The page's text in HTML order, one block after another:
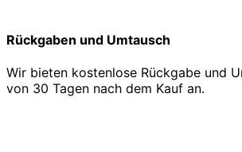
Rückgaben und Umtausch
Wir bieten kostenlose Rückgabe und
von 30 Tagen nach dem Kauf an.